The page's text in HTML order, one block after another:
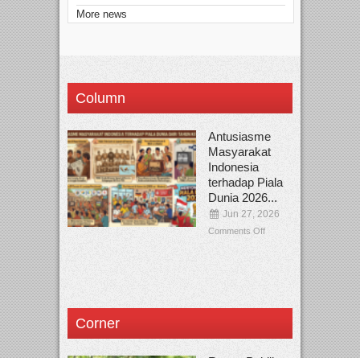
More news
Column
Antusiasme
Masyarakat
Indonesia
terhadap Piala
Dunia 2026...
Jun 27, 2026
Comments Off
Corner